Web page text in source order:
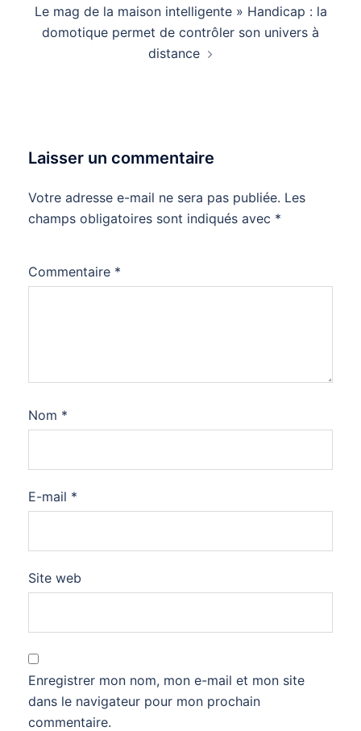
Le mag de la maison intelligente » Handicap : la
domotique permet de contrôler son univers à
distance
Laisser un commentaire
Votre adresse e-mail ne sera pas publiée. Les
champs obligatoires sont indiqués avec *
Commentaire *
Nom *
E-mail *
Site web
Enregistrer mon nom, mon e-mail et mon site
dans le navigateur pour mon prochain
commentaire.